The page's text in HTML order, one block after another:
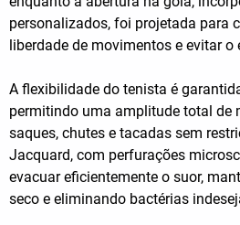
personalizados, foi projetada para
liberdade de movimentos e evitar
A flexibilidade do tenista é
permitindo uma amplitude total de
saques, chutes e tacadas sem
Jacquard, com perfurações
evacuar eficientemente o suor,
seco e eliminando bactérias